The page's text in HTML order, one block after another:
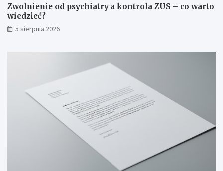
Zwolnienie od psychiatry a kontrola ZUS – co warto
wiedzieć?
5 sierpnia 2026